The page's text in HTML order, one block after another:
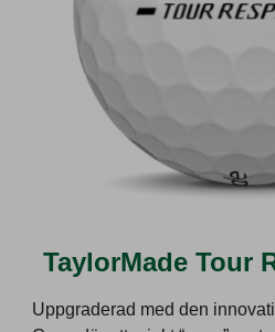
TaylorMade Tour
Uppgraderad med den